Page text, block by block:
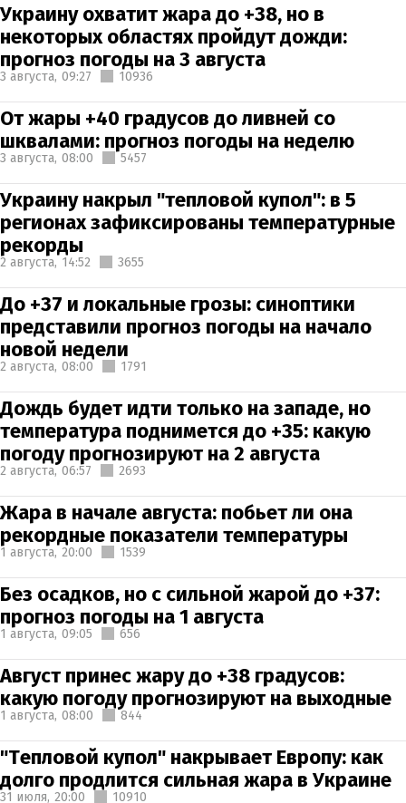
Украину охватит жара до +38, но в
некоторых областях пройдут дожди:
прогноз погоды на 3 августа
3 августа, 09:27 10936
От жары +40 градусов до ливней со
шквалами: прогноз погоды на неделю
3 августа, 08:00 5457
Украину накрыл "тепловой купол": в 5
регионах зафиксированы температурные
рекорды
2 августа, 14:52 3655
До +37 и локальные грозы: синоптики
представили прогноз погоды на начало
новой недели
2 августа, 08:00 1791
Дождь будет идти только на западе, но
температура поднимется до +35: какую
погоду прогнозируют на 2 августа
2 августа, 06:57 2693
Жара в начале августа: побьет ли она
рекордные показатели температуры
1 августа, 20:00 1539
Без осадков, но с сильной жарой до +37:
прогноз погоды на 1 августа
1 августа, 09:05 656
Август принес жару до +38 градусов:
какую погоду прогнозируют на выходные
1 августа, 08:00 844
"Тепловой купол" накрывает Европу: как
долго продлится сильная жара в Украине
31 июля, 20:00 10910